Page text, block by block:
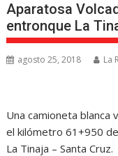
Aparatosa
entronque La
agosto 25, 2018 La
Una camioneta blanca
el kilómetro 61+950
La Tinaja – Santa Cruz.